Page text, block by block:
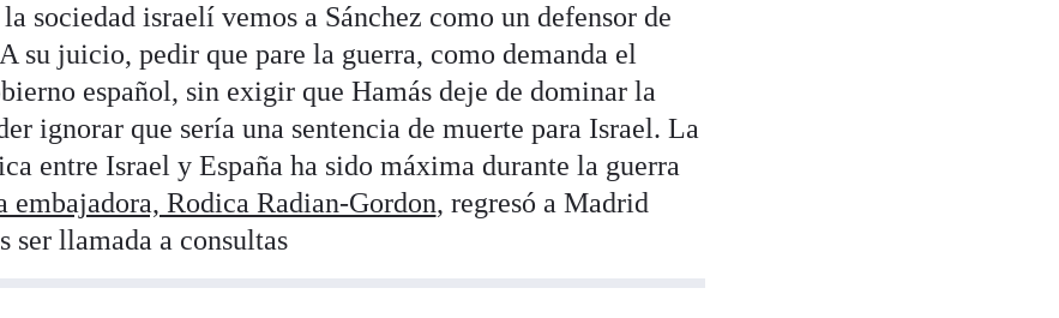
sociedad israelí vemos a Sánchez como un defensor de
su juicio, pedir que pare la guerra, como demanda el
español, sin exigir que Hamás deje de dominar la
ignorar que sería una sentencia de muerte para Israel. La
entre Israel y España ha sido máxima durante la guerra
embajadora, Rodica Radian-Gordon, regresó a Madrid
ser llamada a consultas